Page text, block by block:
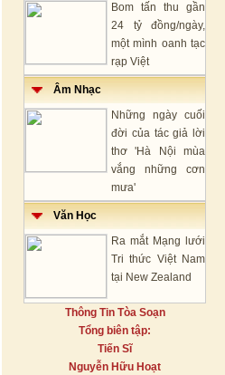
Bom tấn thu gần
24 tỷ đồng/ngày,
một mình oanh tạc
rạp Việt
Âm Nhạc
Những ngày cuối
đời của tác giả lời
thơ 'Hà Nội mùa
vắng những cơn
mưa'
Văn Học
Ra mắt Mạng lưới
Tri thức Việt Nam
tại New Zealand
Thông Tin Tòa Soạn
Tổng biên tập:
Tiến Sĩ
Nguyễn Hữu Hoạt